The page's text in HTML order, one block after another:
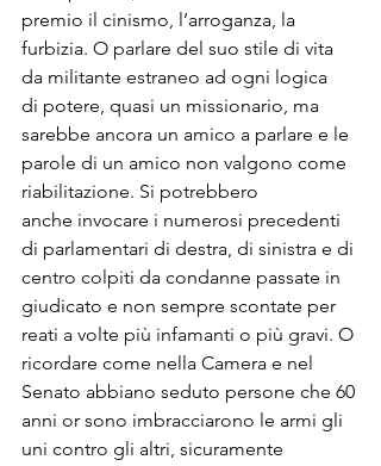
premio il cinismo, l’arroganza, la
furbizia. O parlare del suo stile di vita
da militante estraneo ad ogni logica
di potere, quasi un missionario, ma
sarebbe ancora un amico a parlare e le
parole di un amico non valgono come
riabilitazione. Si potrebbero
anche invocare i numerosi precedenti
di parlamentari di destra, di sinistra e di
centro colpiti da condanne passate in
giudicato e non sempre scontate per
reati a volte più infamanti o più gravi. O
ricordare come nella Camera e nel
Senato abbiano seduto persone che 60
anni or sono imbracciarono le armi gli
uni contro gli altri, sicuramente